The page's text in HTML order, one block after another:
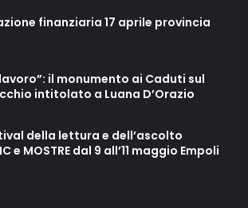
finanziaria 17 aprile provincia
il monumento ai Caduti sul
intitolato a Luana D’Orazio
della lettura e dell’ascolto
e MOSTRE dal 9 all’11 maggio Empoli